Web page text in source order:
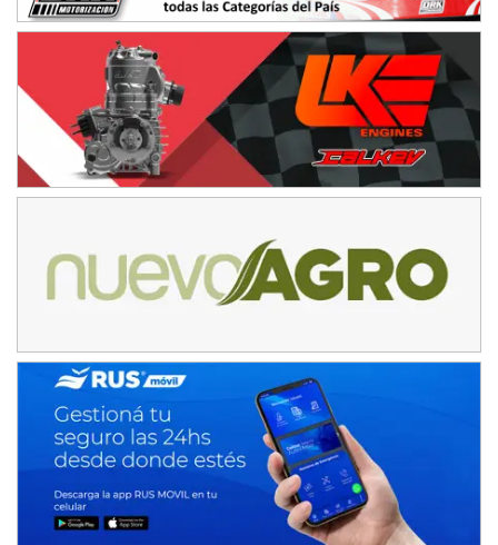
COBERTURA ESPECIAL DE E-KART.COM.AR
08/09-AGO
IAME SERIES ARGENTINA 6
Ramiro Tot (Asfalto)
Baradero (Buenos Aires)
KDO - F6
Ciudad de Trenque Lauquen (Asfalto)
ENTRERRIANO - F6 (POSTERGADA)
Parque de la Velocidad (Asfalto)
Villaguay (Entre Ríos)
El Cerro (Tierra)
Victoria (Entre Ríos)
PATAGONICO - F6
Moto Club Reginense (Tierra)
Gral. E. Godoy (Río Negro)
CSK - F7
Juventud Unida (Tierra)